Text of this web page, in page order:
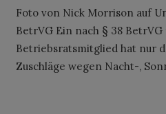
Foto von Nick Morrison auf
BetrVG Ein nach § 38
Betriebsratsmitglied hat nur
Zuschläge wegen Nacht-,